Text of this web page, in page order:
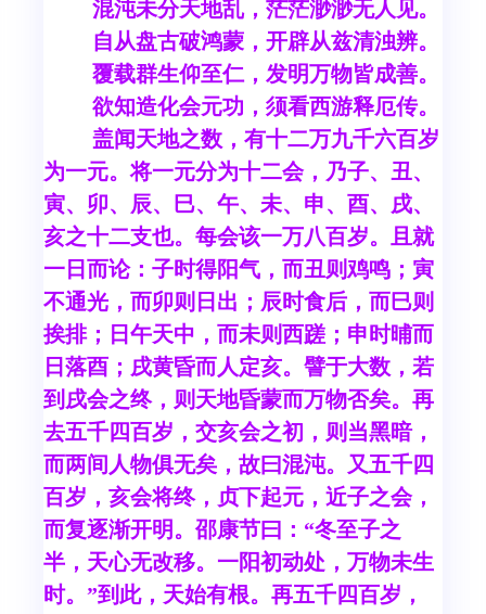
混沌未分天地乱，茫茫渺渺无人见。
自从盘古破鸿蒙，开辟从兹清浊辨。
覆载群生仰至仁，发明万物皆成善。
欲知造化会元功，须看西游释厄传。
盖闻天地之数，有十二万九千六百岁
为一元。将一元分为十二会，乃子、丑、
寅、卯、辰、巳、午、未、申、酉、戌、
亥之十二支也。每会该一万八百岁。且就
一日而论：子时得阳气，而丑则鸡鸣；寅
不通光，而卯则日出；辰时食后，而巳则
挨排；日午天中，而未则西蹉；申时晡而
日落酉；戌黄昏而人定亥。譬于大数，若
到戌会之终，则天地昏蒙而万物否矣。再
去五千四百岁，交亥会之初，则当黑暗，
而两间人物俱无矣，故曰混沌。又五千四
百岁，亥会将终，贞下起元，近子之会，
而复逐渐开明。邵康节曰：“冬至子之
半，天心无改移。一阳初动处，万物未生
时。”到此，天始有根。再五千四百岁，